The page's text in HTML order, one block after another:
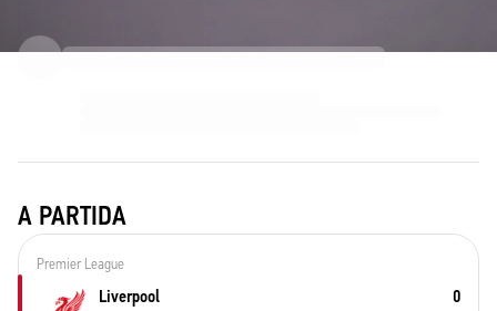
A PARTIDA
Premier League
Liverpool 0